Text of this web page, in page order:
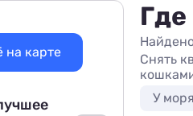
Где
Снять
У моря
на карте